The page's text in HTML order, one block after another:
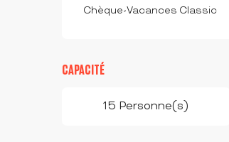
Chèque-Vacances Classic
CAPACITÉ
15 Personne(s)